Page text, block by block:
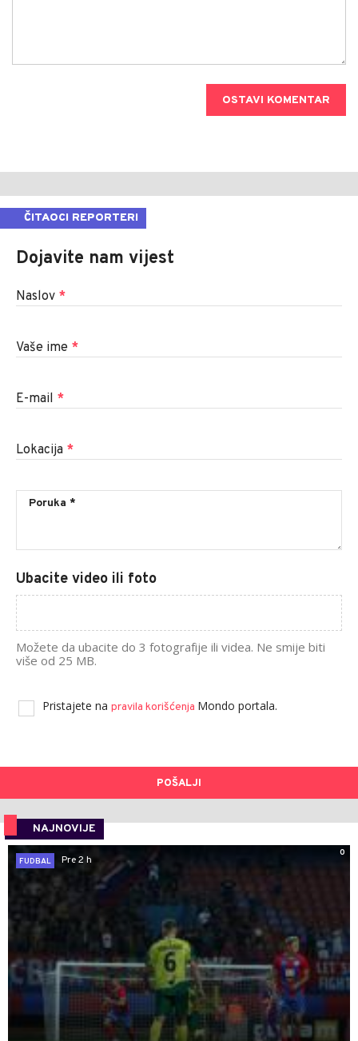
OSTAVI KOMENTAR
ČITAOCI REPORTERI
Dojavite nam vijest
Naslov *
Vaše ime *
E-mail *
Lokacija *
Ubacite video ili foto
Možete da ubacite do 3 fotografije ili videa. Ne smije biti
više od 25 MB.
Pristajete na pravila korišćenja Mondo portala.
POŠALJI
NAJNOVIJE
0
FUDBAL
Pre 2 h